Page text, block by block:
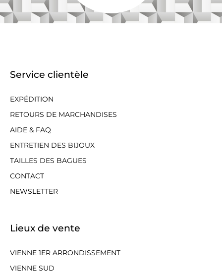
Service clientèle
EXPÉDITION
RETOURS DE MARCHANDISES
AIDE & FAQ
ENTRETIEN DES BIJOUX
TAILLES DES BAGUES
CONTACT
NEWSLETTER
Lieux de vente
VIENNE 1ER ARRONDISSEMENT
VIENNE SUD